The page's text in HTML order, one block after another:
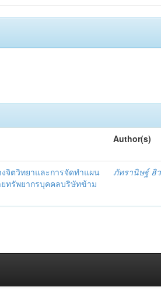
Author(s)
จิตวิทยาและการจัดทำแผน
ทรัพยากรบุคคลบริษัทข้าม
ภัทรานิษฐ์ ฮิ